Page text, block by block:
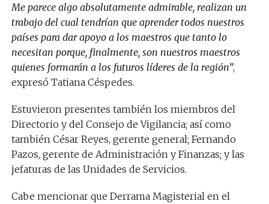
Me parece algo absolutamente admirable, realizan un
trabajo del cual tendrían que aprender todos nuestros
países para dar apoyo a los maestros que tanto lo
necesitan porque, finalmente, son nuestros maestros
quienes formarán a los futuros líderes de la región”,
expresó Tatiana Céspedes.
Estuvieron presentes también los miembros del
Directorio y del Consejo de Vigilancia; así como
también César Reyes, gerente general; Fernando
Pazos, gerente de Administración y Finanzas; y las
jefaturas de las Unidades de Servicios.
Cabe mencionar que Derrama Magisterial en el